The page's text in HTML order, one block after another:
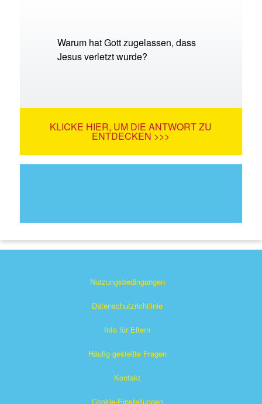
Warum hat Gott zugelassen, dass
Jesus verletzt wurde?
KLICKE HIER, UM DIE ANTWORT ZU
ENTDECKEN >>>
Nutzungsbedingungen
Datenschutzrichtlinie
Info für Eltern
Häufig gestellte Fragen
Kontakt
Cookie-Einstellungen